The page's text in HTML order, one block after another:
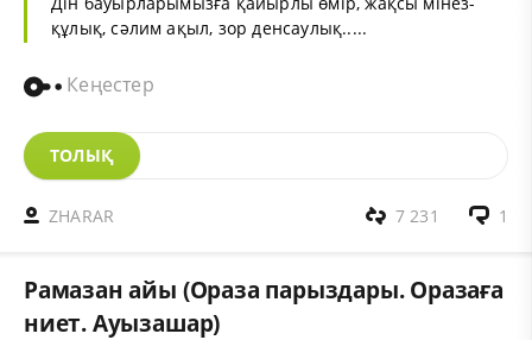
құлық, сәлим ақыл, зор денсаулық.....
Кеңестер
ТОЛЫҚ
ZHARAR 1
7 231
Рамазан айы (Ораза парыздары. Оразаға
ниет. Ауызашар)